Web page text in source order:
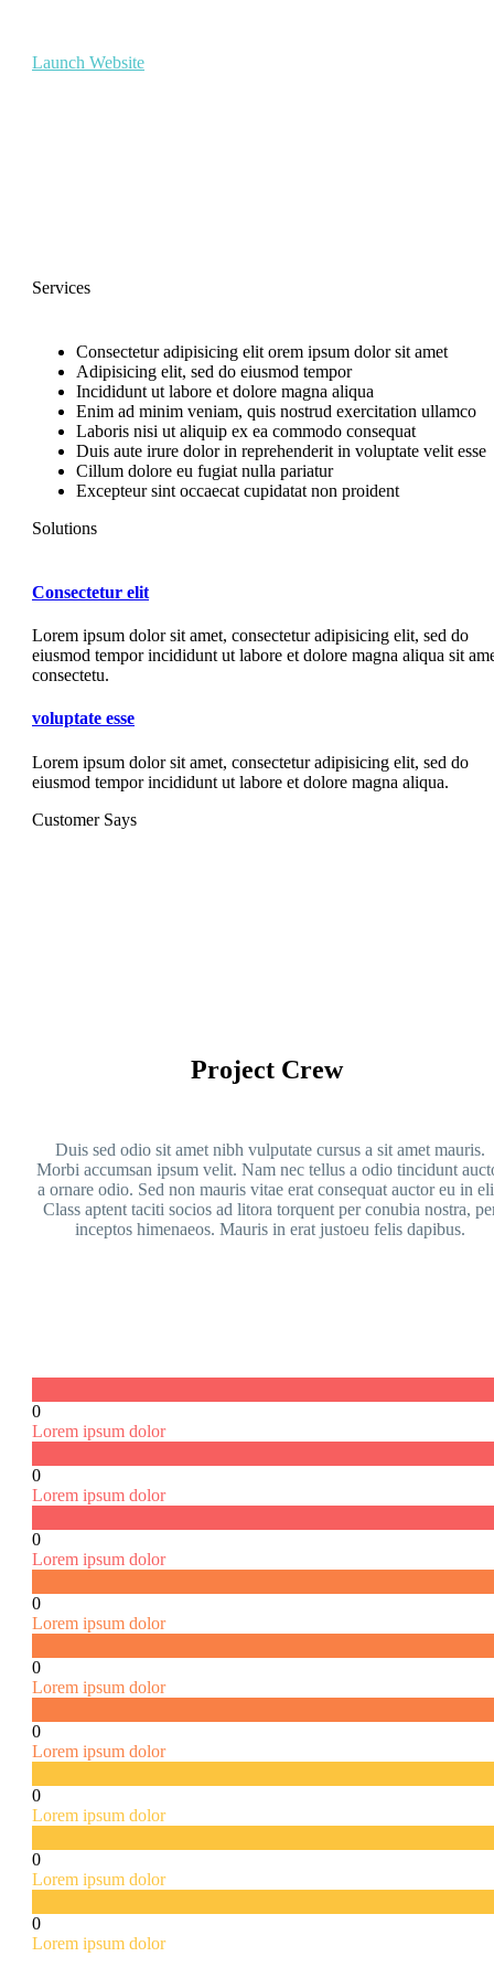
Launch Website
Services
Consectetur adipisicing elit orem ipsum dolor sit amet
Adipisicing elit, sed do eiusmod tempor
Incididunt ut labore et dolore magna aliqua
Enim ad minim veniam, quis nostrud exercitation ullamco
Laboris nisi ut aliquip ex ea commodo consequat
Duis aute irure dolor in reprehenderit in voluptate velit esse
Cillum dolore eu fugiat nulla pariatur
Excepteur sint occaecat cupidatat non proident
Solutions
Consectetur elit
Lorem ipsum dolor sit amet, consectetur adipisicing elit, sed do
eiusmod tempor incididunt ut labore et dolore magna aliqua sit
consectetu.
voluptate esse
Lorem ipsum dolor sit amet, consectetur adipisicing elit, sed do
eiusmod tempor incididunt ut labore et dolore magna aliqua.
Customer Says
Project Crew
Duis sed odio sit amet nibh vulputate cursus a sit amet mauris.
Morbi accumsan ipsum velit. Nam nec tellus a odio tincidunt
a ornare odio. Sed non mauris vitae erat consequat auctor eu in
Class aptent taciti socios ad litora torquent per conubia nostra,
inceptos himenaeos. Mauris in erat justoeu felis dapibus.
0
Lorem ipsum dolor
0
Lorem ipsum dolor
0
Lorem ipsum dolor
0
Lorem ipsum dolor
0
Lorem ipsum dolor
0
Lorem ipsum dolor
0
Lorem ipsum dolor
0
Lorem ipsum dolor
0
Lorem ipsum dolor